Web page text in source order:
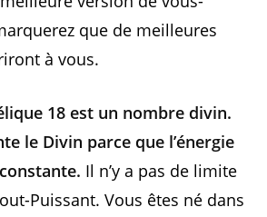
que de meilleures
à vous.
18 est un nombre divin.
le Divin parce que l’énergie
Il n’y a pas de limite
Puissant. Vous êtes né dans